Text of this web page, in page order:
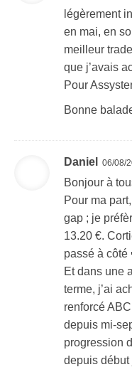
légèrement
en mai, en
meilleur
que j’avais
Pour
Bonne
Daniel 06/08/
Bonjour à
Pour ma
gap ; je
13.20 €.
passé à côté
Et dans une
terme, j’ai
renforcé
depuis mi-
progression
depuis